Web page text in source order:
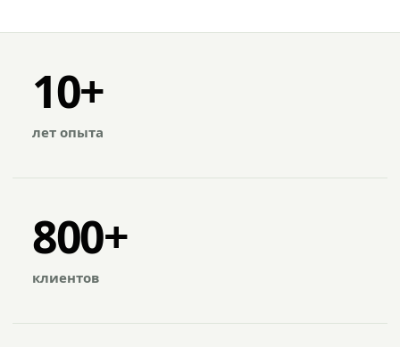
10+
лет опыта
800+
клиентов